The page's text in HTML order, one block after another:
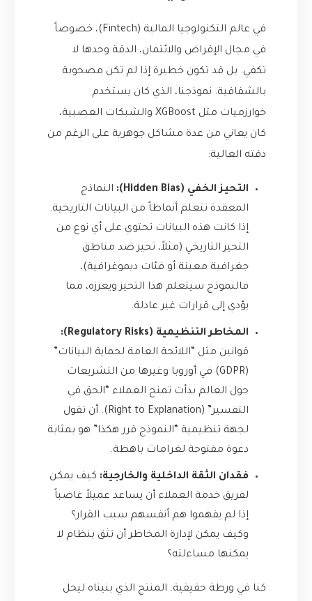
في عالم التكنولوجيا المالية (Fintech)، خصوصاً
في مجال الإقراض والائتمان، الدقة وحدها لا
تكفي. بل قد تكون خطيرة إذا لم تكن مصحوبة
بالشفافية. نموذجنا، الذي كان يستخدم
خوارزميات مثل XGBoost والشبكات العصبية،
كان يعاني من عدة مشاكل جوهرية على الرغم من
دقته العالية:
التحيز الخفي (Hidden Bias):
النماذج
المعقدة تتعلم أنماطاً من البيانات التاريخية.
إذا كانت هذه البيانات تحتوي على أي نوع من
التحيز التاريخي (مثلاً، تحيز ضد مناطق
جغرافية معينة أو فئات ديموغرافية)،
فالنموذج سيتعلم هذا التحيز ويعززه، مما
يؤدي إلى قرارات غير عادلة.
المخاطر التنظيمية (Regulatory Risks):
قوانين مثل “اللائحة العامة لحماية البيانات”
(GDPR) في أوروبا وغيرها من التشريعات
حول العالم بدأت تمنح العملاء “الحق في
التفسير” (Right to Explanation). أن تقول
لجهة تنظيمية “النموذج قرر هكذا” هو بمثابة
دعوة مفتوحة لغرامات باهظة.
فقدان الثقة الداخلية والخارجية: كيف يمكن
لفريق خدمة العملاء أن يساعد عميلاً غاضباً
إذا لم يفهموا هم أنفسهم سبب القرار؟
وكيف يمكن لإدارة المخاطر أن تثق بنظام لا
يمكنها مساءلته؟
كنا في ورطة حقيقية. المنتج الذي بنيناه ليحل